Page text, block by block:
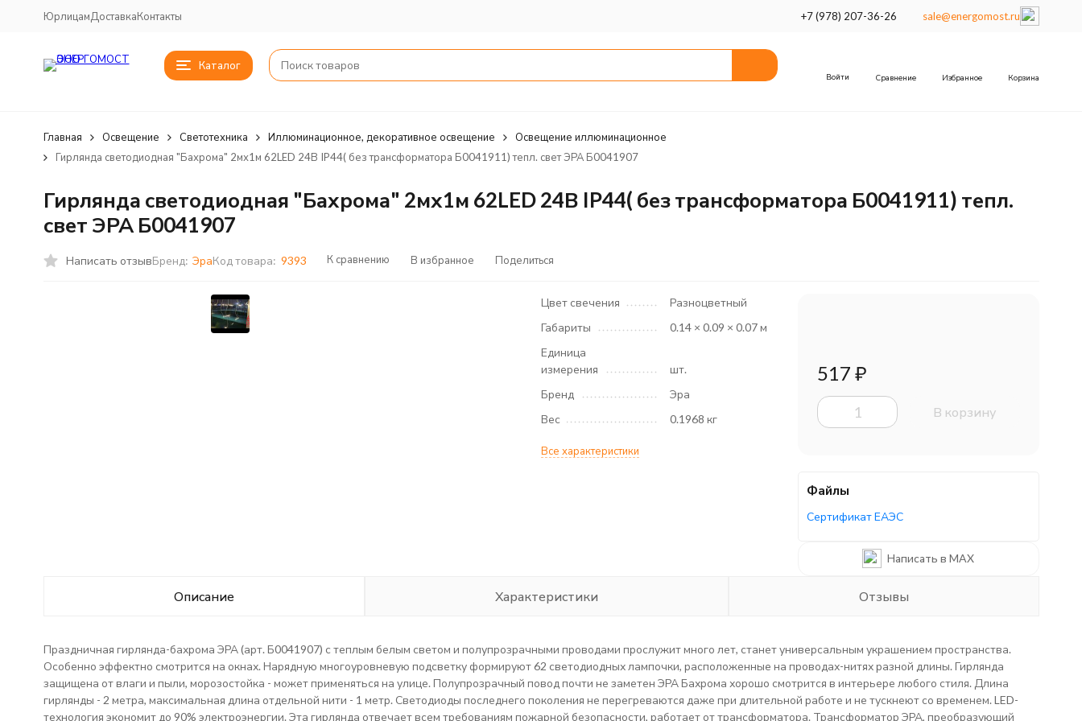
ЮрлицамДоставкаКонтакты +7 (978) 207-36-26 sale@energomost.ru
Каталог
Войти Сравнение Избранное Корзина
Главная Освещение Светотехника Иллюминационное, декоративное освещение
Освещение иллюминационное
Гирлянда светодиодная "Бахрома" 2мх1м 62LED 24В IP44( без трансформатора Б0041911) тепл. свет ЭРА Б0041907
Гирлянда светодиодная "Бахрома" 2мх1м 62LED 24В IP44( без трансформатора Б0041911) тепл.
свет ЭРА Б0041907
Написать отзывБренд: ЭраКод товара: 9393 К сравнению В избранное Поделиться
Цвет свечения
Разноцветный
Габариты
0.14 × 0.09 × 0.07 м
Единица
измерения
шт.
Бренд
Эра
Вес
0.1968 кг
Все характеристики
517 ₽
В корзину
Файлы
Сертификат ЕАЭС
Написать в MAX
Описание Характеристики Отзывы
Праздничная гирлянда-бахрома ЭРА (арт. Б0041907) с теплым белым светом и полупрозрачными проводами прослужит много лет, станет универсальным украшением пространства.
Особенно эффектно смотрится на окнах. Нарядную многоуровневую подсветку формируют 62 светодиодных лампочки, расположенные на проводах-нитях разной длины. Гирлянда
защищена от влаги и пыли, морозостойка - может применяться на улице. Полупрозрачный повод почти не заметен ЭРА Бахрома хорошо смотрится в интерьере любого стиля. Длина
гирлянды - 2 метра, максимальная длина отдельной нити - 1 метр. Светодиоды последнего поколения не перегреваются даже при длительной работе и не тускнеют со временем. LED-
технология экономит до 90% электроэнергии. Эта гирлянда отвечает всем требованиям пожарной безопасности, работает от трансформатора. Трансформатор ЭРА, преобразующий